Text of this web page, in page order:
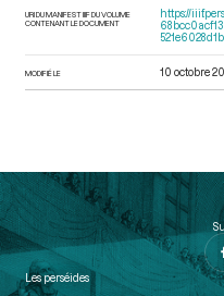
URI DU MANIFEST IIIF DU VOLUME
CONTENANT LE DOCUMENT
https://
MODIFIÉ LE 10 octobre
Les perséides